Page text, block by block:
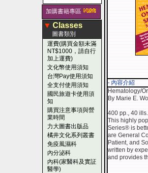
加購書籍專區
▼ Classes
圖書類別
運費(購買金額未滿
NT$1000，請自行
加上運費)
文化幣使用須知
台灣Pay使用須知
全支付使用須知
國民旅遊卡使用須
知
購買注意事項與營
業時間
力大圖書出版品
橘井文化系列叢書
免疫風濕科
內分泌科
內科(家醫科及實証
醫學)
- 內容介紹
Hematology/
By Marie E.
400 pp., 40
This highly
Series® is
are General
Patient, and
written by
and provides